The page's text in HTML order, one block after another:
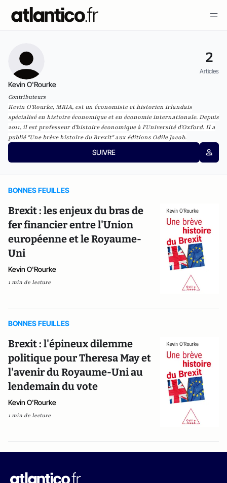
2
Articles
Kevin O'Rourke
Contributeurs
Kevin O'Rourke, MRIA, est un économiste et historien irlandais
spécialisé en histoire économique et en économie internationale. Depuis
2011, il est professeur d'histoire économique à l'Université d'Oxford. Il a
publié "Une brève histoire du Brexit" aux éditions Odile Jacob.
SUIVRE
BONNES FEUILLES
Brexit : les enjeux du bras de
fer financier entre l'Union
européenne et le Royaume-
Uni
Kevin O'Rourke
1 min de lecture
BONNES FEUILLES
Brexit : l'épineux dilemme
politique pour Theresa May et
l'avenir du Royaume-Uni au
lendemain du vote
Kevin O'Rourke
1 min de lecture